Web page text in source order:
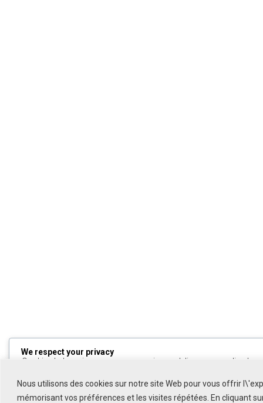
Nous utilisons des cookies sur notre site Web pour vous offrir
mémorisant vos préférences et les visites répétées. En cliquant
We respect your privacy
Cookies help us improve your experience, deliver personalized
Allto decline non-essential cookies.